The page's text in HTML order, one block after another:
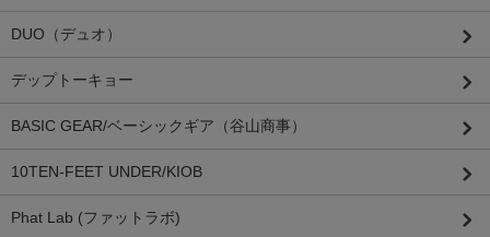
DUO（デュオ）
デップトーキョー
BASIC GEAR/ベーシックギア（谷山商事）
10TEN-FEET UNDER/KIOB
Phat Lab (ファットラボ)